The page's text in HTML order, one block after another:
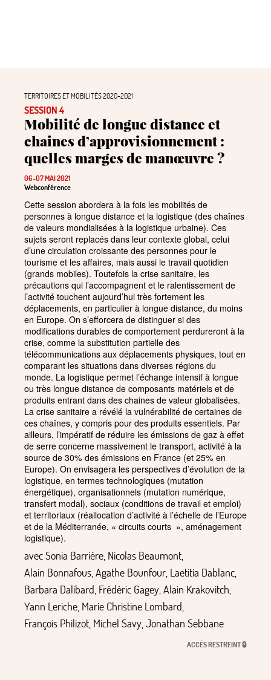
TERRITOIRES ET MOBILITÉS 2020-2021
SESSION 4
Mobilité de longue distance et
chaines d’approvisionnement :
quelles marges de manœuvre?
06-07 MAI 2021
Webconférence
Cette session abordera à la fois les mobilités de
personnes à longue distance et la logistique (des chaînes
de valeurs mondialisées à la logistique urbaine). Ces
sujets seront replacés dans leur contexte global, celui
d’une circulation croissante des personnes pour le
tourisme et les affaires, mais aussi le travail quotidien
(grands mobiles). Toutefois la crise sanitaire, les
précautions qui l’accompagnent et le ralentissement de
l’activité touchent aujourd’hui très fortement les
déplacements, en particulier à longue distance, du moins
en Europe. On s’efforcera de distinguer si des
modifications durables de comportement perdureront à la
crise, comme la substitution partielle des
télécommunications aux déplacements physiques, tout en
comparant les situations dans diverses régions du
monde. La logistique permet l’échange intensif à longue
ou très longue distance de composants matériels et de
produits entrant dans des chaines de valeur globalisées.
La crise sanitaire a révélé la vulnérabilité de certaines de
ces chaînes, y compris pour des produits essentiels. Par
ailleurs, l’impératif de réduire les émissions de gaz à effet
de serre concerne massivement le transport, activité à la
source de 30% des émissions en France (et 25% en
Europe). On envisagera les perspectives d’évolution de la
logistique, en termes technologiques (mutation
énergétique), organisationnels (mutation numérique,
transfert modal), sociaux (conditions de travail et emploi)
et territoriaux (réallocation d’activité à l’échelle de l’Europe
et de la Méditerranée, « circuits courts », aménagement
logistique).
avecSonia Barrière, Nicolas Beaumont,
Alain Bonnafous,Agathe Bounfour, Laetitia Dablanc,
Barbara Dalibard, Frédéric Gagey,Alain Krakovitch,
Yann Leriche Marie Christine Lombard
François Philizot Michel Savy Jonathan Sebbane
ACCÈS RESTREINT 🔒